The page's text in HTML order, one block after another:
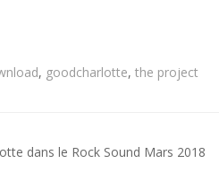
, goodcharlotte, the project
dans le Rock Sound Mars 2018